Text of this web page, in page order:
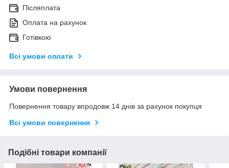
Післяплата
Оплата на рахунок
Готівкою
Всі умови оплати
Умови повернення
Повернення товару впродовж 14 днів за рахунок покупця
Всі умови повернення
Подібні товари компанії